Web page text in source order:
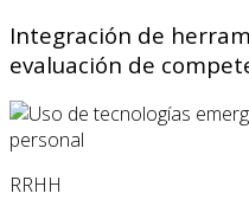
Integración de
evaluación de
RRHH